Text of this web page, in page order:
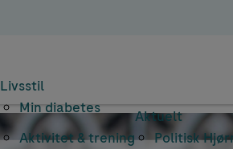
Livsstil
Min diabetes
Aktivitet & trening
Aktuelt
Politisk